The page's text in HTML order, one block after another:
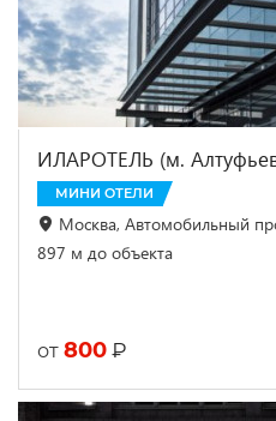
ИЛАРОТЕЛЬ (м.
МИНИ ОТЕЛИ
Москва, Автомобильный
897 м до объекта
от 800 ₽